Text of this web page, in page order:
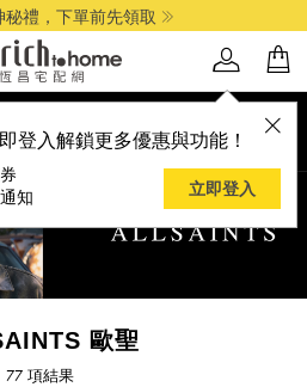
高享14%折扣
登入解鎖更多優惠與功能！
知
立即登入
品牌選單
歐聖
77 項結果